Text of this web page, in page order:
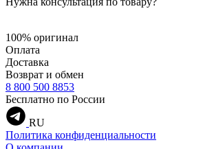
100% оригинал
Оплата
Доставка
Возврат и обмен
8 800 500 8853
Бесплатно по России
RU
Политика конфиденциальности